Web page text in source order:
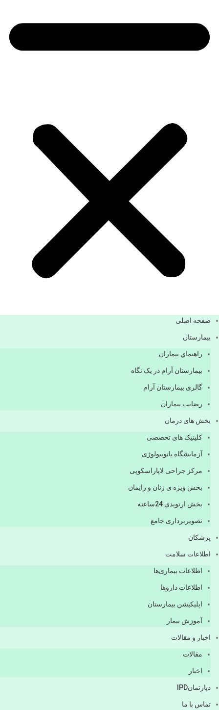
صفحه اصلی
بيمارستان
راهنماي بیماران
بیمارستان آرام در یک نگاه
گالری بیمارستان آرام
رضایت بیماران
بخش های درمان
کلینیک های تخصصی
آزمایشگاه پاتوبیولوژی
مرکز جراحی لاپاراسکوپی
بخش ویژه ی زنان و زایمان
بخش ارتوپدی 24ساعته
تصویربرداری جامع
پزشكان
اطلاعات سلامت
اطلاعات بیماری‌ها
اطلاعات دارو‌ها
اپليكيشن بيمارستان
آموزش بیمار
اخبار و مقالات
مقالات
اخبار
دپارتمانIPD
تماس با ما